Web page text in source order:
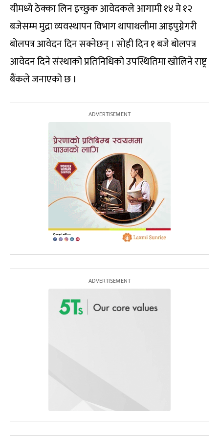
यीमध्ये ठेक्का लिन इच्छुक आवेदकले आगामी १४ मे १२
बजेसम्म मुद्रा व्यवस्थापन विभाग थापाथलीमा आइपुग्नेगरी
बोलपत्र आवेदन दिन सक्नेछन् । सोही दिन १ बजे बोलपत्र
आवेदन दिने संस्थाको प्रतिनिधिको उपस्थितिमा खोलिने राष्ट्र
बैंकले जनाएको छ ।